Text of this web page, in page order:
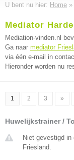
U bent nu hier: Home »
Mediator
Mediation-vinden.nl
Ga naar mediator
via één e-mail in
Hieronder worden nu
1 2 3 »
Huwelijkstrainer /
Niet gevestigd
Friesland.